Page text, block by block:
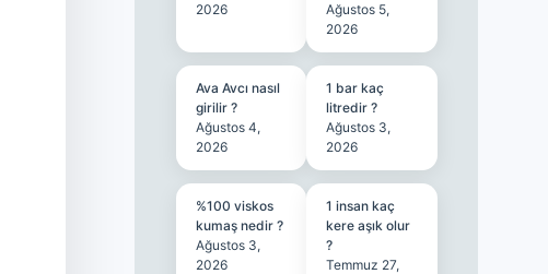
2026
Ağustos 5,
2026
Ava Avcı nasıl
girilir ?
Ağustos 4,
2026
1 bar kaç
litredir ?
Ağustos 3,
2026
%100 viskos
kumaş nedir ?
Ağustos 3,
2026
1 insan kaç
kere aşık olur
?
Temmuz 27,